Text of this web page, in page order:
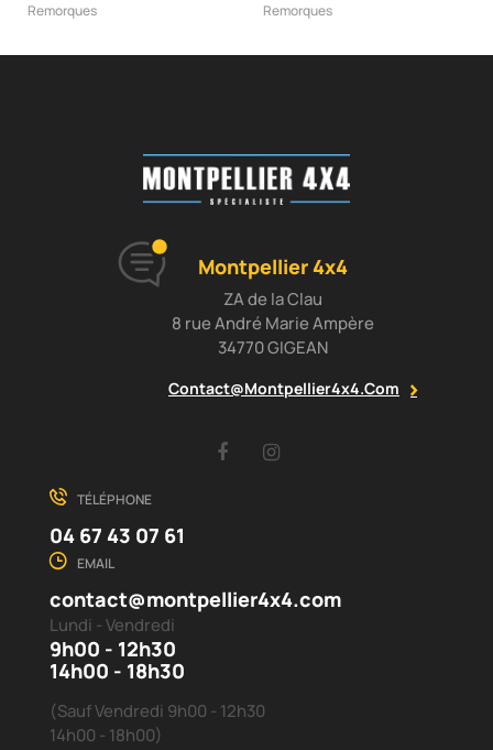
Remorques
Remorques
Montpellier 4x4
ZA de la Clau
8 rue André Marie Ampère
34770 GIGEAN
Contact@montpellier4x4.com
Facebook
TÉLÉPHONE
04 67 43 07 61
EMAIL
contact@montpellier4x4.com
Lundi - Vendredi
9h00 - 12h30
14h00 - 18h30
(Sauf Vendredi 9h00 - 12h30
14h00 - 18h00)